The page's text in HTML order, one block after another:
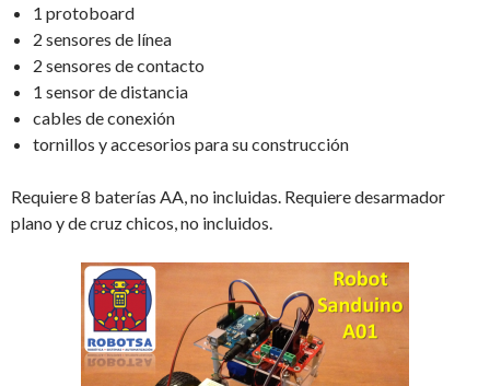
1 protoboard
2 sensores de línea
2 sensores de contacto
1 sensor de distancia
cables de conexión
tornillos y accesorios para su construcción
Requiere 8 baterías AA, no incluidas. Requiere desarmador
plano y de cruz chicos, no incluidos.